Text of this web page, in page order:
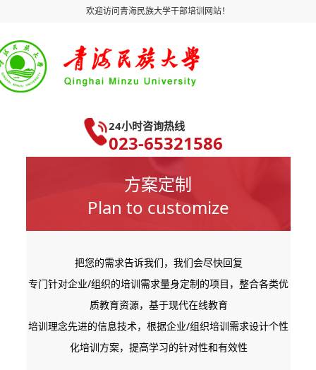
欢迎访问青海民族大学干部培训网站！
24小时咨询热线
023-65321586
方案定制
Plan to customize
把您的需求告诉我们，我们会尽快回复
专门针对企业/组织的培训需求量身定制的项目，整合各类优
质教育资源，基于现代在线教育
培训理念先进的信息技术，根据企业/组织培训需求设计个性
化培训方案，提高学习的针对性和有效性